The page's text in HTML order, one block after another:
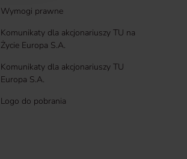
Wymogi prawne
Komunikaty dla akcjonariuszy TU na
Życie Europa S.A.
Komunikaty dla akcjonariuszy TU
Europa S.A.
Logo do pobrania